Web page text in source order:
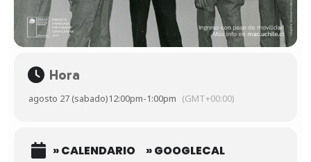
Hora
agosto 27 (sabado)12:00pm-1:00pm (GMT+00:00)
» CALENDARIO » GOOGLECAL